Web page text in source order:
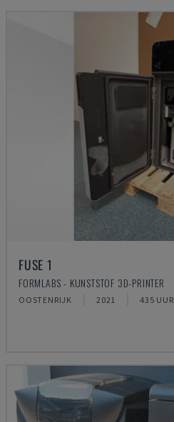
FUSE 1
FORMLABS - KUNSTSTOF 3D-PRINTER
OOSTENRIJK 2021 435 UUR